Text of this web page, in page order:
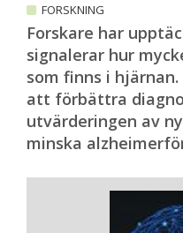
FORSKNING
Forskare har
signalerar hur
som finns i
att förbättra
utvärderingen av
minska